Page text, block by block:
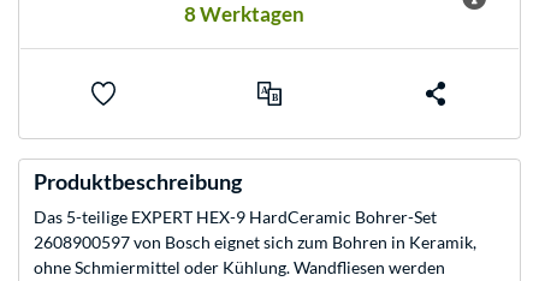
8 Werktagen
Produktbeschreibung
Das 5-teilige EXPERT HEX-9 HardCeramic Bohrer-Set
2608900597 von Bosch eignet sich zum Bohren in Keramik,
ohne Schmiermittel oder Kühlung. Wandfliesen werden